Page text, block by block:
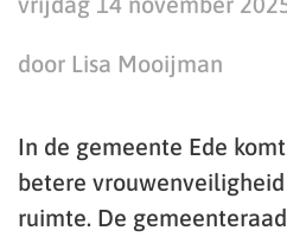
door Lisa Mooijman
In de gemeente Ede
betere
ruimte. De